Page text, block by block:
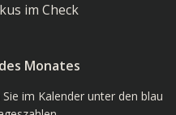
im Check
Monates
im Kalender unter den blau